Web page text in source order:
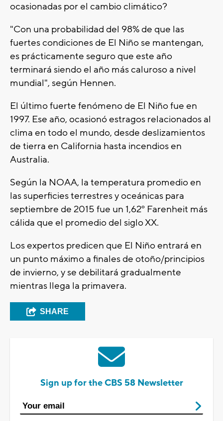
ocasionadas por el cambio climático?
"Con una probabilidad del 98% de que las
fuertes condiciones de El Niño se mantengan,
es prácticamente seguro que este año
terminará siendo el año más caluroso a nivel
mundial", según Hennen.
El último fuerte fenómeno de El Niño fue en
1997. Ese año, ocasionó estragos relacionados al
clima en todo el mundo, desde deslizamientos
de tierra en California hasta incendios en
Australia.
Según la NOAA, la temperatura promedio en
las superficies terrestres y oceánicas para
septiembre de 2015 fue un 1,62º Farenheit más
cálida que el promedio del siglo XX.
Los expertos predicen que El Niño entrará en
un punto máximo a finales de otoño/principios
de invierno, y se debilitará gradualmente
mientras llega la primavera.
SHARE
Sign up for the CBS 58 Newsletter